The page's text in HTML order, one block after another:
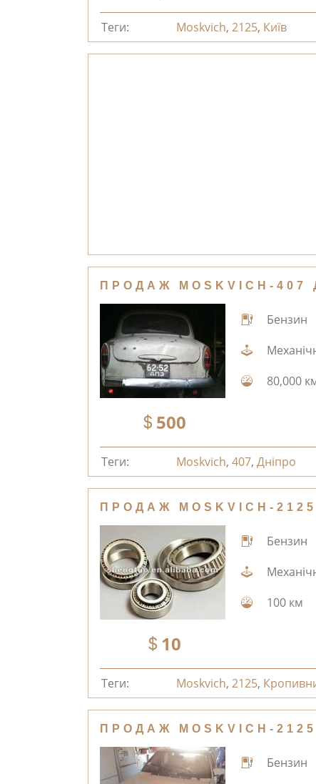
Теги: Moskvich,2125, Київ
ПРОДАЖ MOSKVICH-407
500
Бензин
80,000
Теги: Moskvich,407,Дніпро
ПРОДАЖ MOSKVICH-
10
Бензин
100 км
Теги: Moskvich,2125,
ПРОДАЖ MOSKVICH-
Бензин